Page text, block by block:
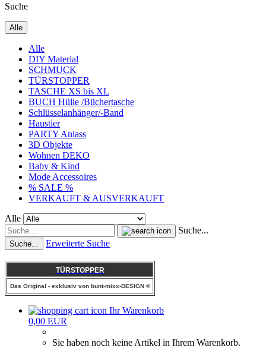
Suche
Alle
Alle
DIY Material
SCHMUCK
TÜRSTOPPER
TASCHE XS bis XL
BUCH Hülle /Büchertasche
Schlüsselanhänger/-Band
Haustier
PARTY Anlass
3D Objekte
Wohnen DEKO
Baby & Kind
Mode Accessoires
% SALE %
VERKAUFT & AUSVERKAUFT
Alle
Suche...
Suche... Erweiterte Suche
TÜRSTOPPER
Das Original - exklusiv von bunt-mixx-DESIGN ©
Ihr Warenkorb
0,00 EUR
Sie haben noch keine Artikel in Ihrem Warenkorb.